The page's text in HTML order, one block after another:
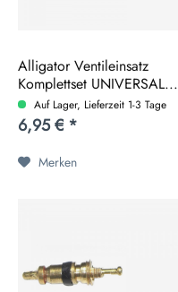
Alligator Ventileinsatz
Komplettset UNIVERSAL...
Auf Lager, Lieferzeit 1-3 Tage
6,95 € *
Merken